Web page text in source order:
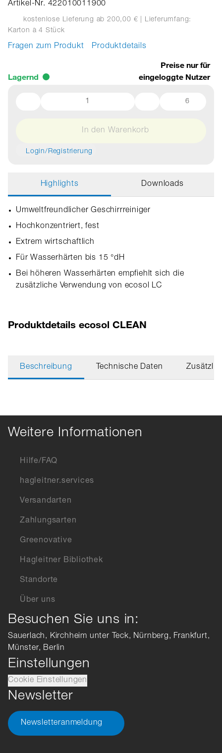
Artikel-Nr. 422010011900
kostenlose Lieferung ab 200,00 € | Lieferumfang:
Karton à 4 Stück
Fragen zum Produkt Produktdetails
Lagernd
Preise nur für
eingeloggte Nutzer
6
In den Warenkorb
Login/Registrierung
Highlights Downloads
Umweltfreundlicher Geschirrreiniger
Hochkonzentriert, fest
Extrem wirtschaftlich
Für Wasserhärten bis 15 °dH
Bei höheren Wasserhärten empfiehlt sich die
zusätzliche Verwendung von ecosol LC
Produktdetails ecosol CLEAN
Beschreibung Technische Daten
Weitere Informationen
Hilfe/FAQ
hagleitner.services
Versandarten
Zahlungsarten
Greenovative
Hagleitner Bibliothek
Standorte
Über uns
Besuchen Sie uns in:
Sauerlach, Kirchheim unter Teck, Nürnberg, Frankfurt,
Münster, Berlin
Einstellungen
Cookie Einstellungen
Newsletter
Newsletteranmeldung